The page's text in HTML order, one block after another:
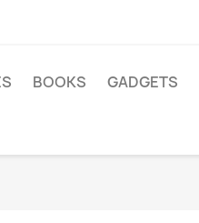
BOOKS GADGETS